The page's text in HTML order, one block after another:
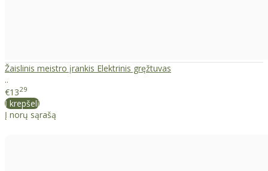
Žaislinis meistro įrankis Elektrinis gręžtuvas
..
€1329
Į krepšelį
Į norų sąrašą